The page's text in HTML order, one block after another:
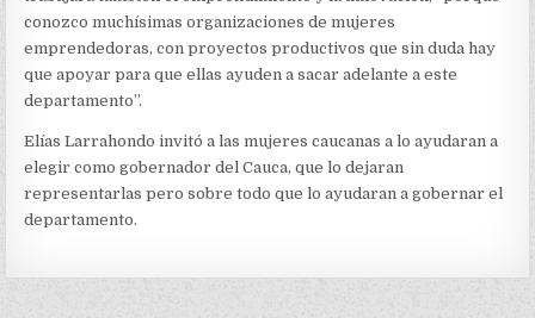
conozco muchísimas organizaciones de mujeres
emprendedoras, con proyectos productivos que sin duda hay
que apoyar para que ellas ayuden a sacar adelante a este
departamento”.
Elías Larrahondo invitó a las mujeres caucanas a lo ayudaran a
elegir como gobernador del Cauca, que lo dejaran
representarlas pero sobre todo que lo ayudaran a gobernar el
departamento.